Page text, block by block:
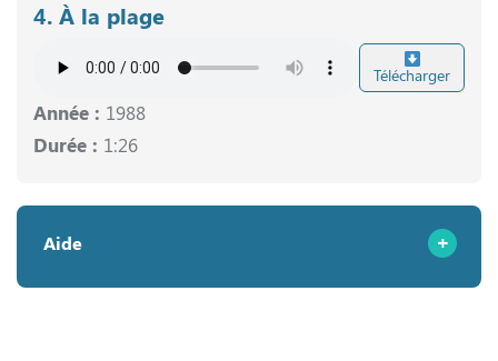
4. À la plage
Télécharger
Année : 1988
Durée : 1:26
Aide